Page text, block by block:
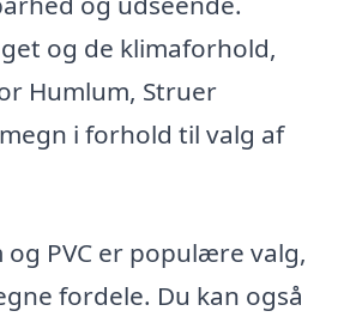
og de klimaforhold,
Humlum, Struer
i forhold til valg af
PVC er populære valg,
fordele. Du kan også